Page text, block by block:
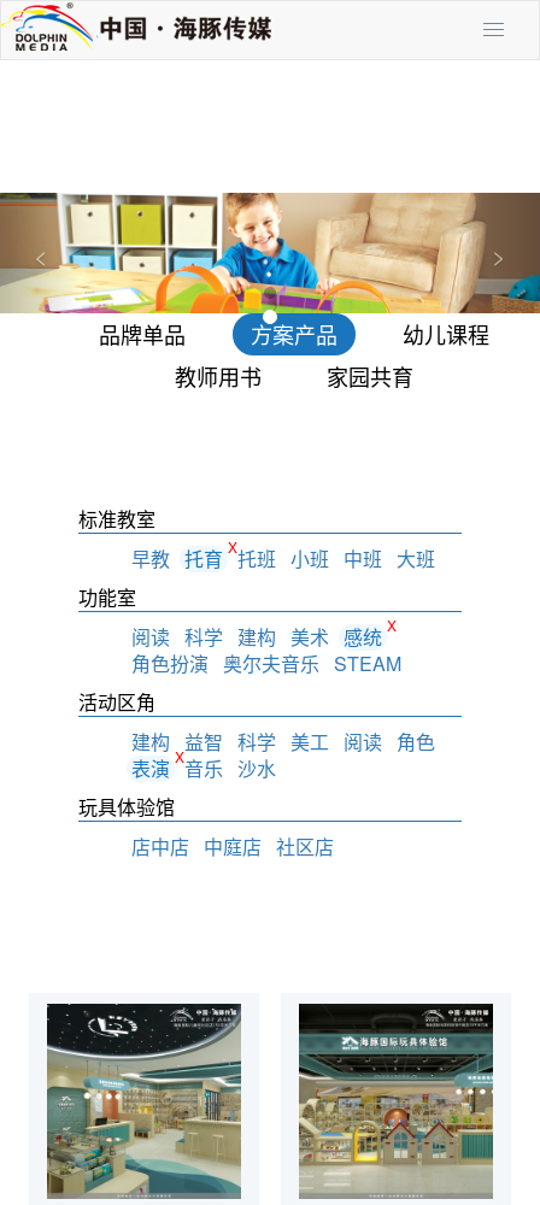
<
P
e
v
>
x
t
品牌单品 方案产品
幼儿课程
教师用书
家园共育
标准教室
早教 托育 X托班 小班 中班
大班
功能室
阅读 科学 建构 美术 感统 X
角色扮演 奥尔夫音乐 STEAM
活动区角
建构
益智 科学 美工 阅读 角色
表演 X音乐 沙水
玩具体验馆
店中店
中庭店 社区店